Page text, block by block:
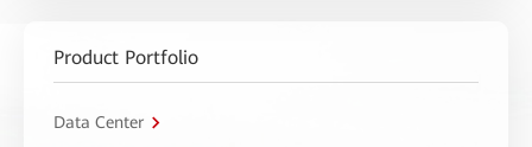
Product Portfolio
Data Center